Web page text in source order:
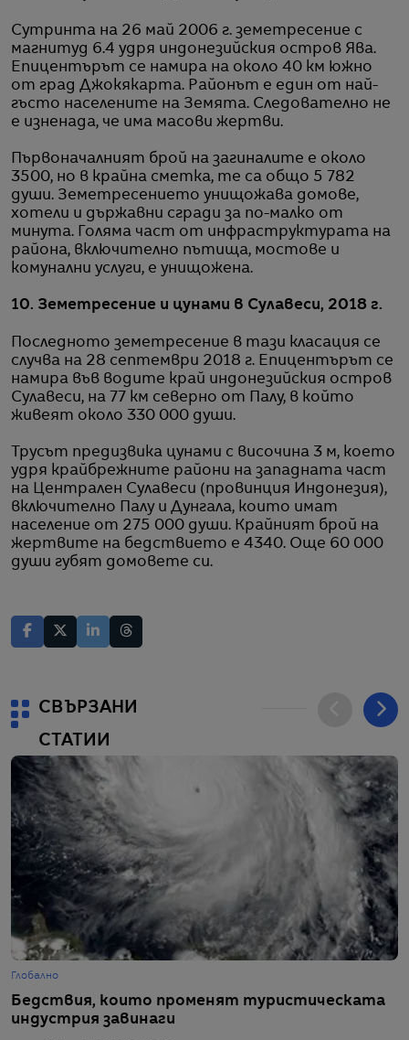
Сутринта на 26 май 2006 г. земетресение с
магнитуд 6.4 удря индонезийския остров Ява.
Епицентърът се намира на около 40 км южно
от град Джокякарта. Районът е един от най-
гъсто населените на Земята. Следователно не
е изненада, че има масови жертви.
Първоначалният брой на загиналите е около
3500, но в крайна сметка, те са общо 5 782
души. Земетресението унищожава домове,
хотели и държавни сгради за по-малко от
минута. Голяма част от инфраструктурата на
района, включително пътища, мостове и
комунални услуги, е унищожена.
10. Земетресение и цунами в Сулавеси, 2018 г.
Последното земетресение в тази класация се
случва на 28 септември 2018 г. Епицентърът се
намира във водите край индонезийския остров
Сулавеси, на 77 км северно от Палу, в който
живеят около 330 000 души.
Трусът предизвика цунами с височина 3 м, което
удря крайбрежните райони на западната част
на Централен Сулавеси (провинция Индонезия),
включително Палу и Дунгала, които имат
население от 275 000 души. Крайният брой на
жертвите на бедствието е 4340. Още 60 000
души губят домовете си.
СВЪРЗАНИ
СТАТИИ
Глобално
Бедствия, които променят туристическата
индустрия завинаги